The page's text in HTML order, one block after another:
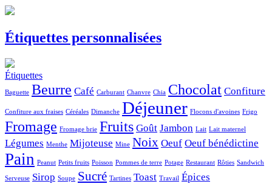
Étiquettes personnalisées
Étiquettes
Baguette Beurre Café Carburant Chanvre Chia Chocolat Confiture
Confiture aux fraises Céréales Dimanche Déjeuner Flocons d'avoines Frigo
Fromage Fromage brie Fruits Goût Jambon Lait Lait maternel
Légumes Menthe Mijoteuse Mine Noix Oeuf Oeuf bénédictine
Pain Peanut Petits fruits Poisson Pommes de terre Potage Restaurant Rôties Sandwich
Serveuse Sirop Soupe Sucré Tartines Toast Travail Épices